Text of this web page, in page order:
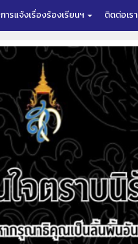
การแจ้งเรื่องร้องเรียนฯ ติดต่อเรา